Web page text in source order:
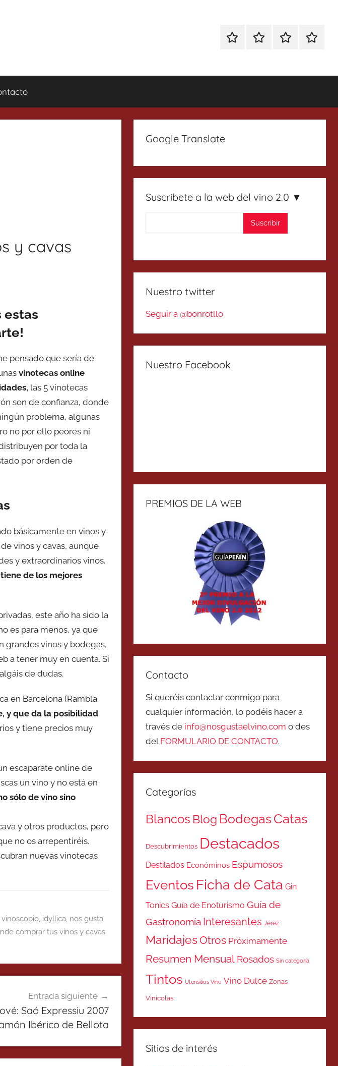
EspecialEnoturismoRanking
y cavas
estas
pensado que sería de
vinotecas online
las 5 vinotecas
son de confianza, donde
problema, algunas
no por ello peores ni
por toda la
por orden de
básicamente en vinos y
vinos y cavas, aunque
y extraordinarios vinos.
de los mejores
este año ha sido la
es para menos, ya que
grandes vinos y bodegas,
a tener muy en cuenta. Si
de dudas.
en Barcelona (Rambla
y que da la posibilidad
y tiene precios muy
escaparate online de
un vino y no está en
sólo de vino sino
y otros productos, pero
no os arrepentiréis.
nuevas vinotecas
, idyllica, nos gusta
comprar tus vinos y cavas
Entrada siguiente
Saó Expressiu 2007
Ibérico de Bellota
Google Translate
Suscríbete a la web del vino 2.0 ▼
Nuestro twitter
Seguir a @bonrotllo
Nuestro Facebook
PREMIOS DE LA WEB
Contacto
Si queréis contactar conmigo para
cualquier información, lo podéis hacer a
través de info@nosgustaelvino.com o des
del FORMULARIO DE CONTACTO.
Categorías
Blancos Blog BodegasCatas
Descubrimientos Destacados
Destilados Económinos Espumosos
Eventos Ficha de Cata Gin
Tonics Guía de Enoturismo Guía de
Gastronomía Interesantes Jerez
MaridajesOtros Próximamente
Resumen Mensual Rosados Sin categoría
Tintos Utensilios Vino Vino Dulce Zonas
Vinicolas
Sitios de interés